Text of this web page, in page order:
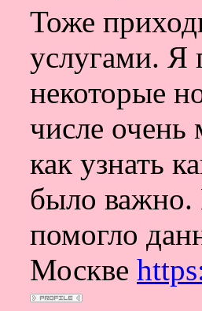
Тоже
услугами. Я
некоторые
числе очень
как узнать
было важно.
помогло
Москве